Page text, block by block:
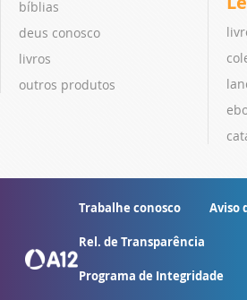
bíblias
deus conosco
livros
outros produtos
Trabalhe conosco Aviso
Rel. de Transparência
Programa de Integridade